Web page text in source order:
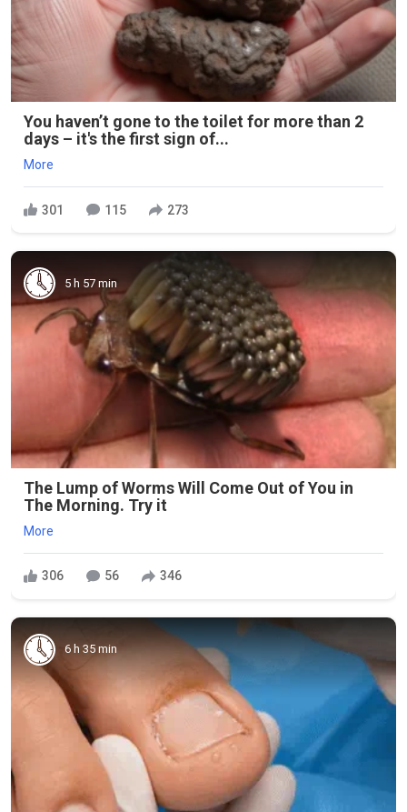
You haven’t gone to the toilet for more than 2
days – it's the first sign of...
More
301 115 273
5 h 57 min
The Lump of Worms Will Come Out of You in
The Morning. Try it
More
306 56 346
6 h 35 min